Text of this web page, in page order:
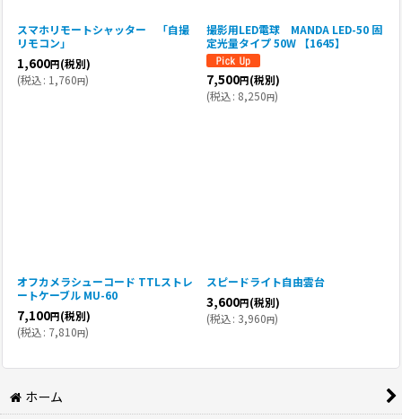
スマホリモートシャッター 「自撮
リモコン」
1,600円(税別)
(税込: 1,760円)
撮影用LED電球 MANDA LED-50 固
定光量タイプ 50W 【1645】
7,500円(税別)
(税込: 8,250円)
オフカメラシューコード TTLストレ
ートケーブル MU-60
7,100円(税別)
(税込: 7,810円)
スピードライト自由雲台
3,600円(税別)
(税込: 3,960円)
ホーム